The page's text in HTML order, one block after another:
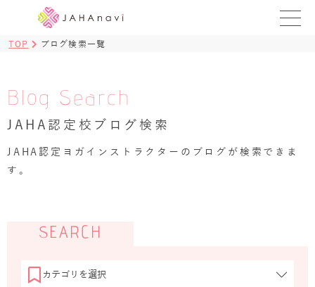
BLOG
ヨガ資格講座 ›
TOP ブログ検索一覧
Blog Search
JAHA認定校ブログ検索
JAHA認定ヨガインストラクターのブログが検索できま
す。
SEARCH